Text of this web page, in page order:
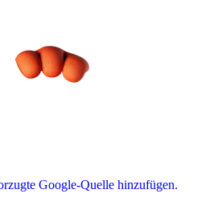
Google-Quelle hinzufügen.